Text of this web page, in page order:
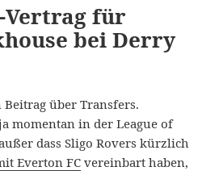
für
bei Derry
Beitrag über Transfers.
momentan in der League of
dass Sligo Rovers kürzlich
Everton FC vereinbart haben,